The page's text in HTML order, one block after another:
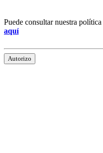
Puede consultar nuestra
aquí
Autorizo